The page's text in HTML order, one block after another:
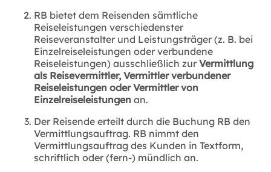
RB bietet dem Reisenden sämtliche
Reiseleistungen verschiedenster
Reiseveranstalter und Leistungsträger (z. B. bei
Einzelreiseleistungen oder verbundene
Reiseleistungen) ausschließlich zur Vermittlung
als Reisevermittler, Vermittler verbundener
Reiseleistungen oder Vermittler von
Einzelreiseleistungen an.
Der Reisende erteilt durch die Buchung RB den
Vermittlungsauftrag. RB nimmt den
Vermittlungsauftrag des Kunden in Textform,
schriftlich oder (fern-) mündlich an.